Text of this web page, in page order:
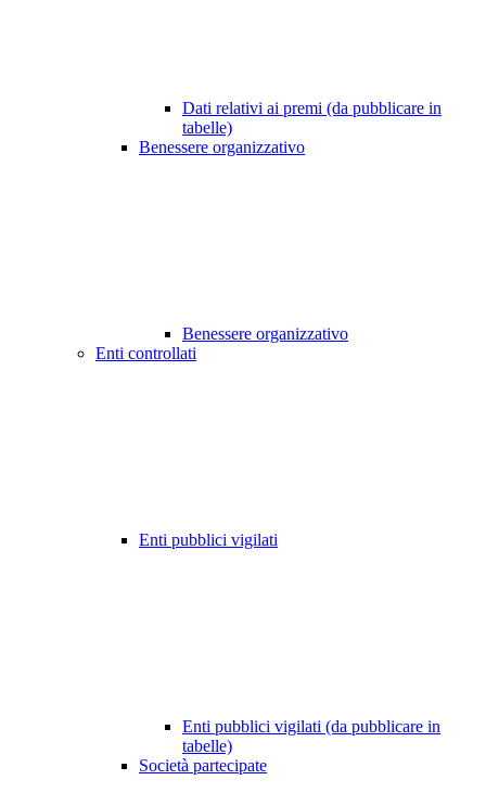
Dati relativi ai premi (da pubblicare in
tabelle)
Benessere organizzativo
Benessere organizzativo
Enti controllati
Enti pubblici vigilati
Enti pubblici vigilati (da pubblicare in
tabelle)
Società partecipate